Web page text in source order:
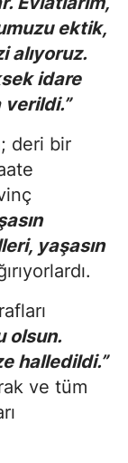
ektik,
alıyoruz.
idare
verildi.”
deri bir
yaşasın
olsun.
halledildi.”
ve tüm